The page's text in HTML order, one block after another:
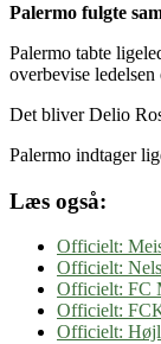
Palermo fulgte
Palermo tabte
overbevise
Det bliver Delio
Palermo indtager
Læs også:
Officielt:
Officielt:
Officielt: FC
Officielt:
Officielt: